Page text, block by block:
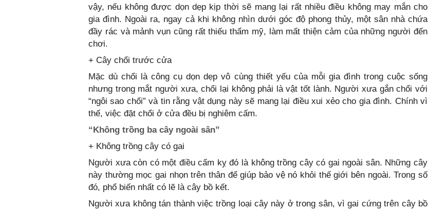
vậy, nếu không được dọn dẹp kịp thời sẽ mang lại rất nhiều điều không may mắn cho
gia đình. Ngoài ra, ngay cả khi không nhìn dưới góc độ phong thủy, một sân nhà chứa
đầy rác và mảnh vụn cũng rất thiếu thẩm mỹ, làm mất thiện cảm của những người đến
chơi.
+ Cây chổi trước cửa
Mặc dù chổi là công cụ dọn dẹp vô cùng thiết yếu của mỗi gia đình trong cuộc sống
nhưng trong mắt người xưa, chổi lại không phải là vật tốt lành. Người xưa gắn chổi với
“ngôi sao chổi” và tin rằng vật dụng này sẽ mang lại điều xui xẻo cho gia đình. Chính vì
thế, việc đặt chổi ở cửa đều bị nghiêm cấm.
“Không trồng ba cây ngoài sân”
+ Không trồng cây có gai
Người xưa còn có một điều cấm kỵ đó là không trồng cây có gai ngoài sân. Những cây
này thường mọc gai nhọn trên thân để giúp bảo vệ nó khỏi thế giới bên ngoài. Trong số
đó, phổ biến nhất có lẽ là cây bồ kết.
Người xưa không tán thành việc trồng loại cây này ở trong sân, vì gai cứng trên cây bồ